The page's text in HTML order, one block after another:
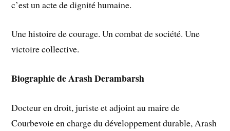
c’est un acte de dignité humaine.
Une histoire de courage. Un combat de société. Une
victoire collective.
Biographie de Arash Derambarsh
Docteur en droit, juriste et adjoint au maire de
Courbevoie en charge du développement durable, Arash